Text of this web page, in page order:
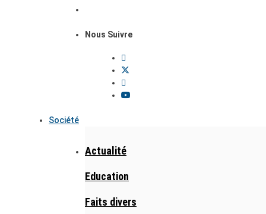
Nous Suivre
Société
Actualité
Education
Faits divers